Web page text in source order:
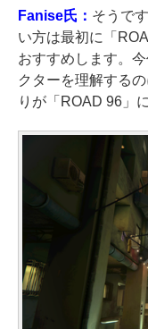
Fanise氏： そうで
い方は最初に「
おすすめします。
クターを理解する
りが「ROAD 96」